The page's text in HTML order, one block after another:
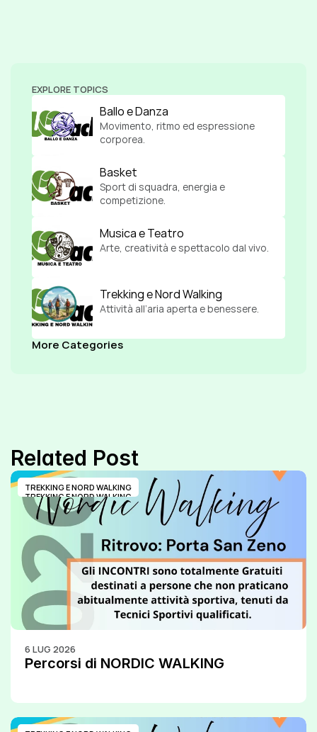
EXPLORE TOPICS
Ballo e Danza
Movimento, ritmo ed espressione
corporea.
Basket
Sport di squadra, energia e
competizione.
Musica e Teatro
Arte, creatività e spettacolo dal vivo.
Trekking e Nord Walking
Attività all’aria aperta e benessere.
More Categories
Related Post
TREKKING E NORD WALKING
TREKKING E NORD WALKING
6 LUG 2026
Percorsi di NORDIC WALKING